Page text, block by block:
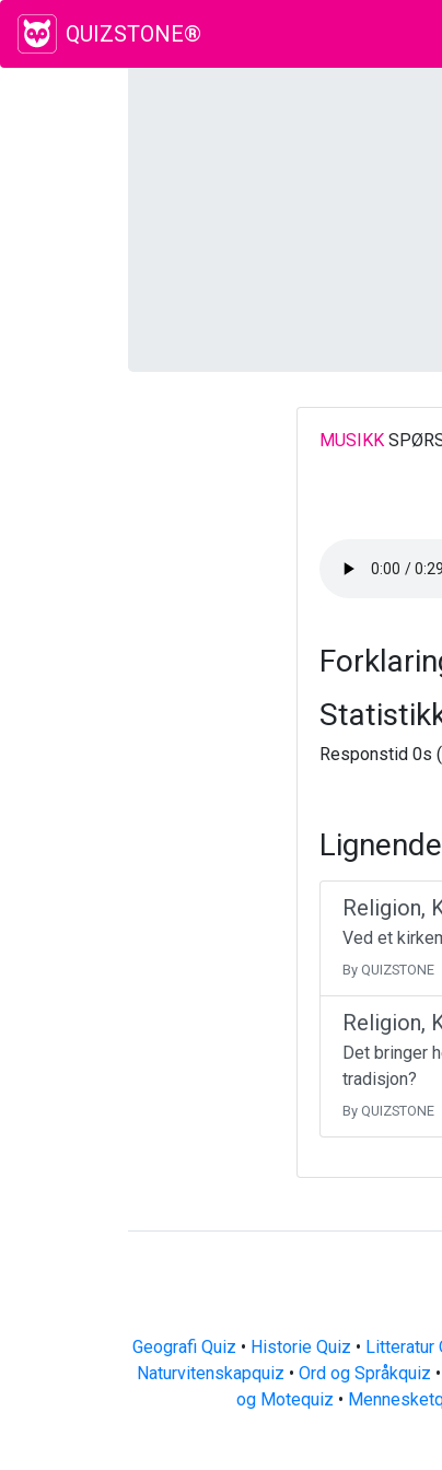
QUIZSTONE®
MUSIKK
Responstid 0s
Religion,
Ved et
By QUIZSTONE
Religion,
Det bringer
tradisjon?
By QUIZSTONE
Geografi Quiz • Historie Quiz • Litteratur
Naturvitenskapquiz • Ord og Språkquiz •
og Motequiz •